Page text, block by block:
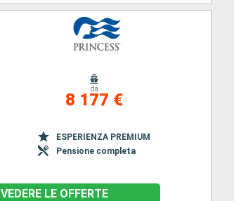
da
8 177 €
ESPERIENZA PREMIUM
Pensione completa
VEDERE LE OFFERTE